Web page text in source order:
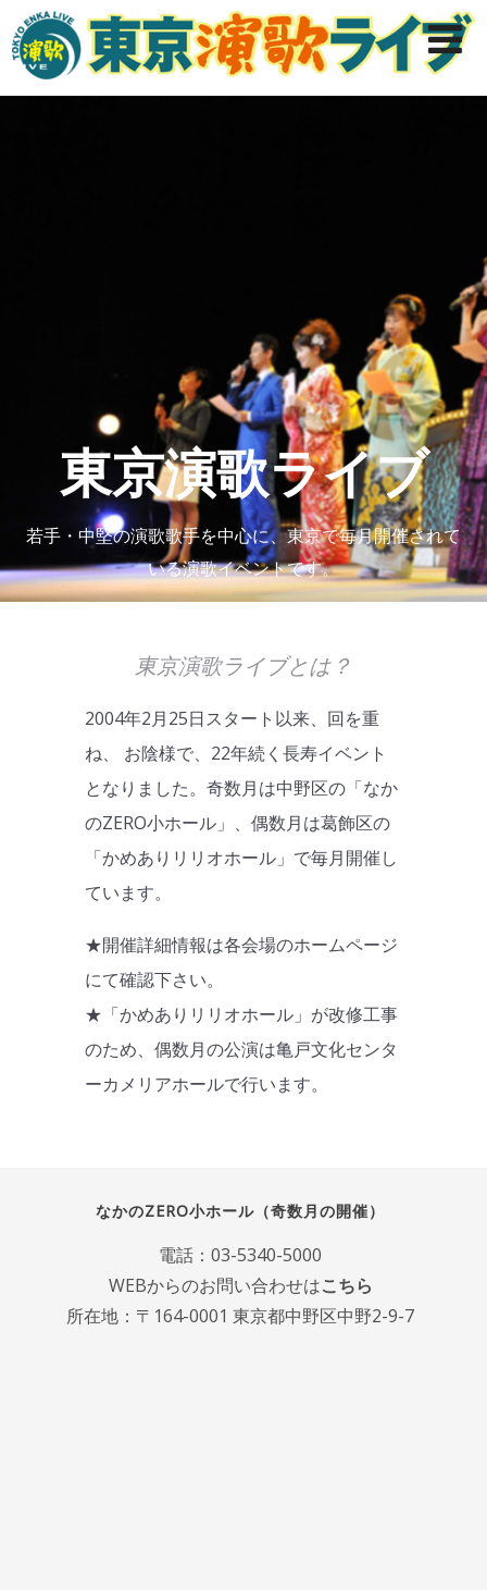
東京演歌ライブ
若手・中堅の演歌歌手を中心に、東京で毎月開催されて
いる演歌イベントです。
東京演歌ライブとは？
2004年2月25日スタート以来、回を重
ね、 お陰様で、22年続く長寿イベント
となりました。奇数月は中野区の「なか
のZERO小ホール」、偶数月は葛飾区の
「かめありリリオホール」で毎月開催し
ています。
★開催詳細情報は各会場のホームページ
にて確認下さい。
★「かめありリリオホール」が改修工事
のため、偶数月の公演は亀戸文化センタ
ーカメリアホールで行います。
なかのZERO小ホール（奇数月の開催）
電話：03-5340-5000
WEBからのお問い合わせはこちら
所在地：〒164-0001 東京都中野区中野2-9-7